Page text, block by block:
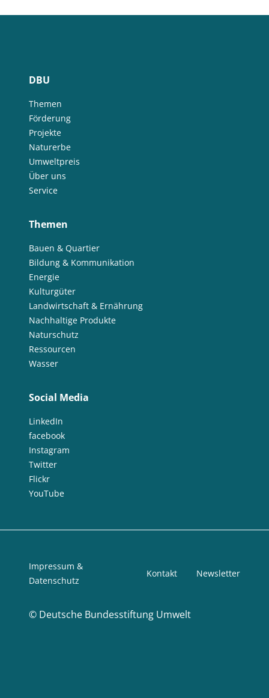
DBU
Themen
Förderung
Projekte
Naturerbe
Umweltpreis
Über uns
Service
Themen
Bauen & Quartier
Bildung & Kommunikation
Energie
Kulturgüter
Landwirtschaft & Ernährung
Nachhaltige Produkte
Naturschutz
Ressourcen
Wasser
Social Media
LinkedIn
facebook
Instagram
Twitter
Flickr
YouTube
© Deutsche Bundesstiftung Umwelt
Impressum &
Datenschutz
Kontakt Newsletter